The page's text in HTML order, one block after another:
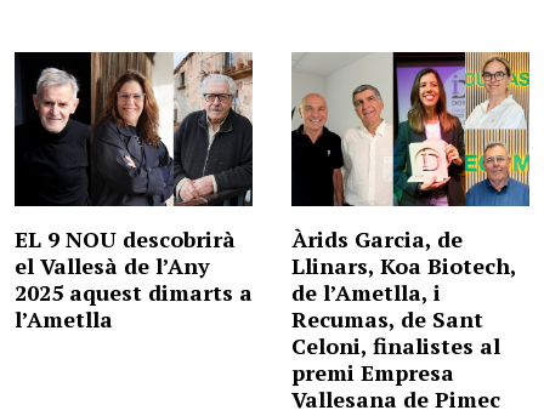
EL 9 NOU descobrirà
el Vallesà de l’Any
2025 aquest dimarts a
l’Ametlla
Àrids Garcia, de
Llinars, Koa Biotech,
de l’Ametlla, i
Recumas, de Sant
Celoni, finalistes al
premi Empresa
Vallesana de Pimec